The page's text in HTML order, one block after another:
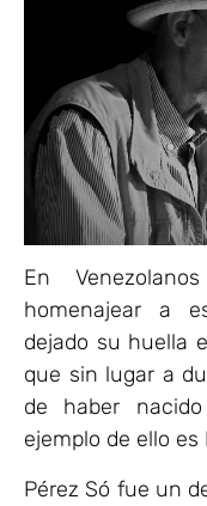
En
homenajear a
dejado su huella
que sin lugar a
de haber
ejemplo de ello es
Pérez Só fue un